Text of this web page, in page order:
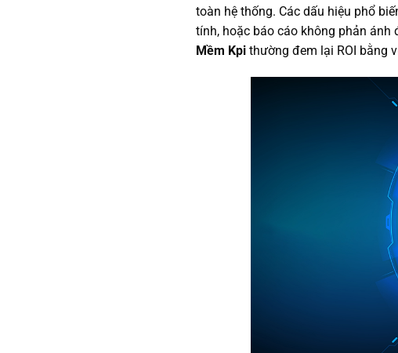
toàn hệ thống. Các dấu hiệu phổ
tính, hoặc báo cáo không phản
Mềm Kpithường đem lại ROI bằng